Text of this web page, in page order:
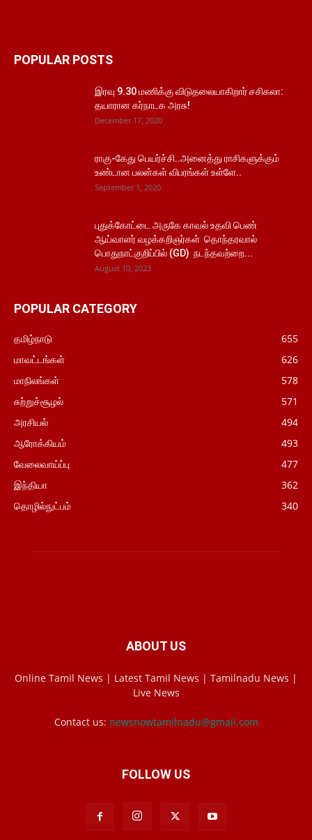
POPULAR POSTS
இரவு 9.30 மணிக்கு விடுதலையாகிறார் சசிகலா:
தயாரான கர்நாடக அரசு!
December 17, 2020
ராகு-கேது பெயர்ச்சி..அனைத்து ராசிகளுக்கும்
உண்டான பலன்கள் விபரங்கள் உள்ளே..
September 1, 2020
புதுக்கோட்டை அருகே காவல் உதவி பெண்
ஆய்வாளர் வழக்கறிஞர்கள் தொந்தரவால்
பொதுநாட்குறிப்பில் (GD) நடந்தவற்றை...
August 10, 2023
POPULAR CATEGORY
தமிழ்நாடு
655
மாவட்டங்கள்
626
மாநிலங்கள்
578
சுற்றுச்சூழல்
571
அரசியல்
494
ஆரோக்கியம்
493
வேலைவாய்ப்பு
477
இந்தியா
362
தொழில்நுட்பம்
340
ABOUT US
Online Tamil News | Latest Tamil News | Tamilnadu News |
Live News
Contact us: newsnowtamilnadu@gmail.com
FOLLOW US